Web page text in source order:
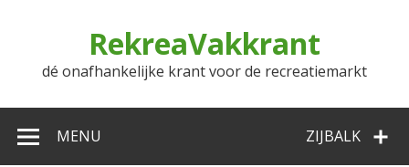
RekreaVakkrant
dé onafhankelijke krant voor de recreatiemarkt
ZIJBALK
MENU